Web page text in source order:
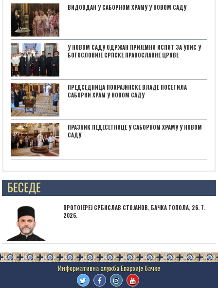
ВИДОВДАН У САБОРНОМ ХРАМУ У НОВОМ САДУ
У НОВОМ САДУ ОДРЖАН ПРИЈЕМНИ ИСПИТ ЗА УПИС У
БОГОСЛОВИЈЕ СРПСКЕ ПРАВОСЛАВНЕ ЦРКВЕ
ПРЕДСЕДНИЦА ПОКРАЈИНСКЕ ВЛАДЕ ПОСЕТИЛА
САБОРНИ ХРАМ У НОВОМ САДУ
ПРАЗНИК ПЕДЕСЕТНИЦЕ У САБОРНОМ ХРАМУ У НОВОМ
САДУ
Posts not found
ПРОТОЈЕРЕЈ СРБИСЛАВ СТОЈАНОВ, БАЧКА ТОПОЛА, 26. 7.
2026.